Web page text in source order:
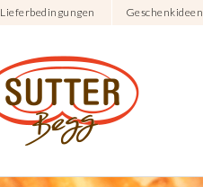
Lieferbedingungen Geschenkideen